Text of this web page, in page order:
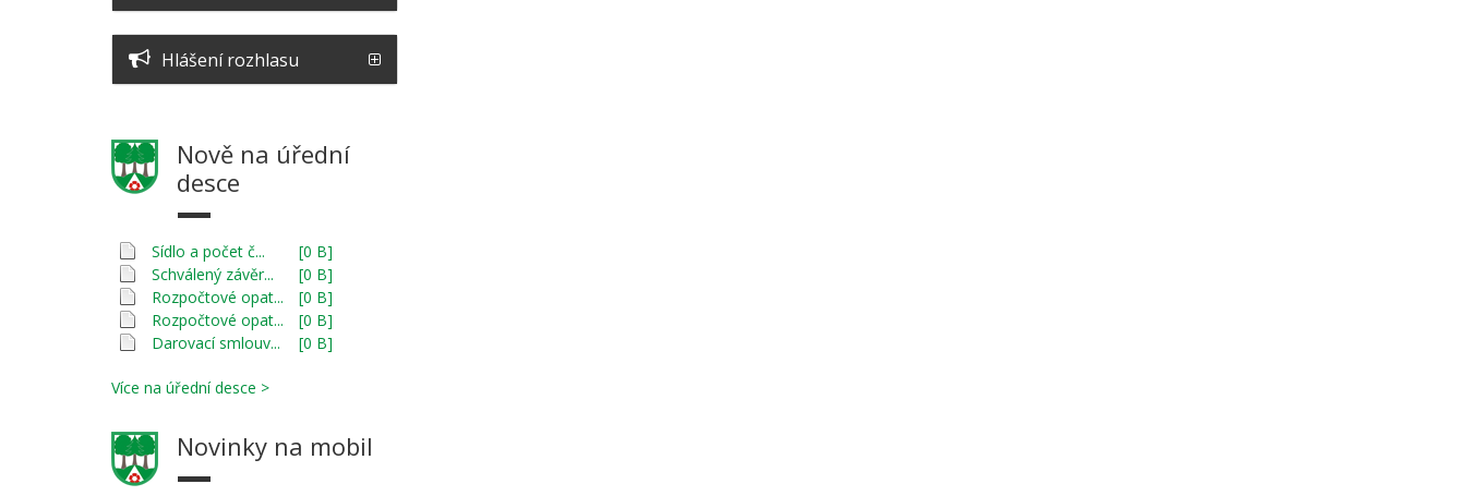
Hlášení rozhlasu
Nově na úřední
desce
Sídlo a počet č...
[0 B]
Schválený závěr...
[0 B]
Rozpočtové opat...
[0 B]
Rozpočtové opat...
[0 B]
Darovací smlouv...
[0 B]
Více na úřední desce >
Novinky na mobil